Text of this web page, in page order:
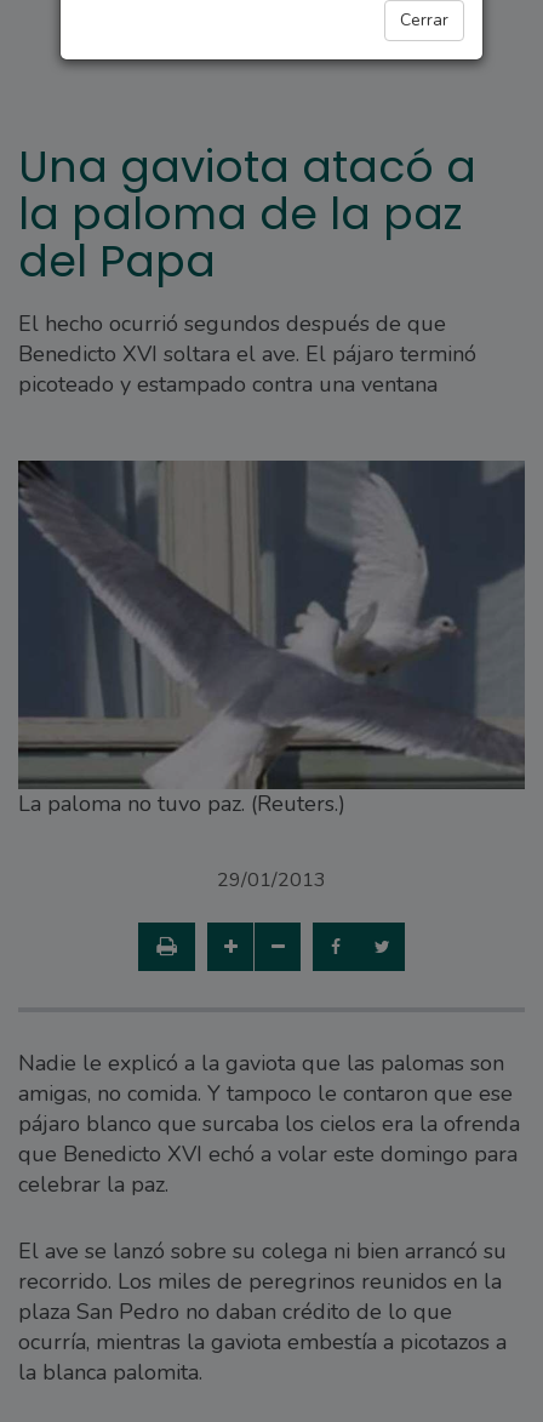
Cerrar
Una gaviota atacó a
la paloma de la paz
del Papa
El hecho ocurrió segundos después de que
Benedicto XVI soltara el ave. El pájaro terminó
picoteado y estampado contra una ventana
La paloma no tuvo paz. (Reuters.)
29/01/2013
Nadie le explicó a la gaviota que las palomas son
amigas, no comida. Y tampoco le contaron que ese
pájaro blanco que surcaba los cielos era la ofrenda
que Benedicto XVI echó a volar este domingo para
celebrar la paz.
El ave se lanzó sobre su colega ni bien arrancó su
recorrido. Los miles de peregrinos reunidos en la
plaza San Pedro no daban crédito de lo que
ocurría, mientras la gaviota embestía a picotazos a
la blanca palomita.